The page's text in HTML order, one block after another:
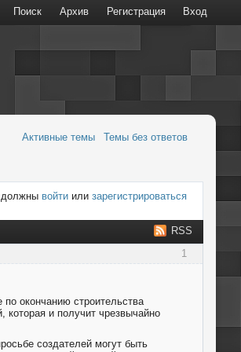
Поиск Архив Регистрация Вход
Активные темы Темы без ответов
должны войти или зарегистрироваться
RSS
1
окончанию строительства
которая и получит чрезвычайно
создателей могут быть